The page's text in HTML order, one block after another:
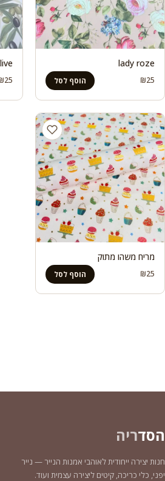
lady roze
₪25 הוסף לסל 25
מריח משהו מתוק
₪25 הוסף לסל
הסדריה
חנות יצירה ייחודית לאוהבי אמנות הנייר — נייר
יפני, כלי כריכה, קיטים ליצירה עצמית ועוד.